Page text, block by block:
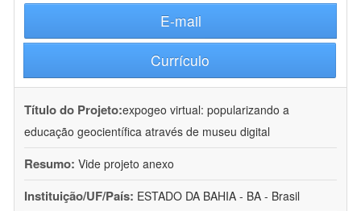
E-mail
Currículo
Título do Projeto:expogeo virtual: popularizando a
educação geocientífica através de museu digital
Resumo: Vide projeto anexo
Instituição/UF/País: ESTADO DA BAHIA - BA - Brasil